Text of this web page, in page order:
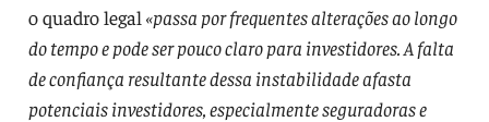
o quadro legal «passa por frequentes alterações ao longo
do tempo e pode ser pouco claro para investidores. A falta
de confiança resultante dessa instabilidade afasta
potenciais investidores, especialmente seguradoras e